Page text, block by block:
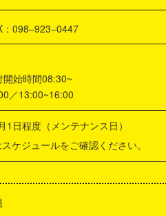
098–923−0447
時間08:30~
13:00~16:00
程度（メンテナンス日）
ュールをご確認ください。